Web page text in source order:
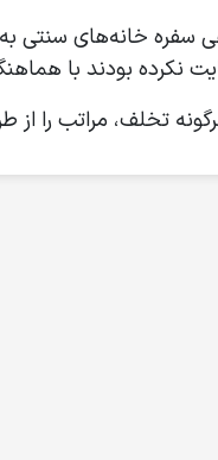
از طریق سامانه ۱۱۰ به